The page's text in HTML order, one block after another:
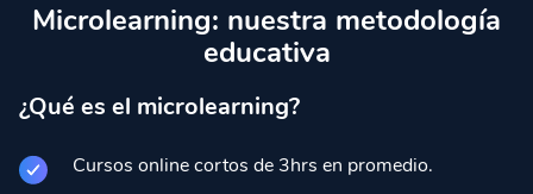
Microlearning: nuestra metodología
educativa
¿Qué es el microlearning?
Cursos online cortos de 3hrs en promedio.